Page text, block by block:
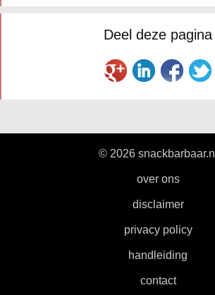
Deel deze pagina
© 2026 snackbarbaar.nl
over ons
disclaimer
privacy policy
handleiding
contact